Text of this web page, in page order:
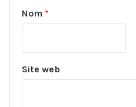
Nom *
Site web